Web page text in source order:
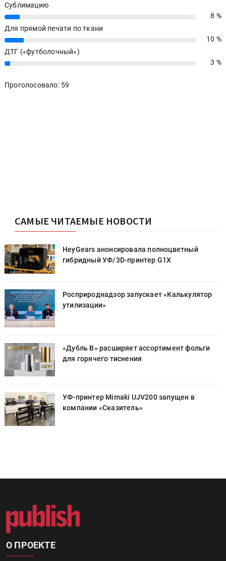
Сублимацию
8%
8 %
Для прямой печати по ткани
10%
10 %
ДТГ («футболочный»)
3% 3 %
Проголосовало: 59
САМЫЕ ЧИТАЕМЫЕ НОВОСТИ
HeyGears анонсировала полноцветный
гибридный УФ/3D-принтер G1X
Росприроднадзор запускает «Калькулятор
утилизации»
«Дубль В» расширяет ассортимент фольги
для горячего тиснения
УФ-принтер Mimaki UJV200 запущен в
компании «Сказитель»
О ПРОЕКТЕ